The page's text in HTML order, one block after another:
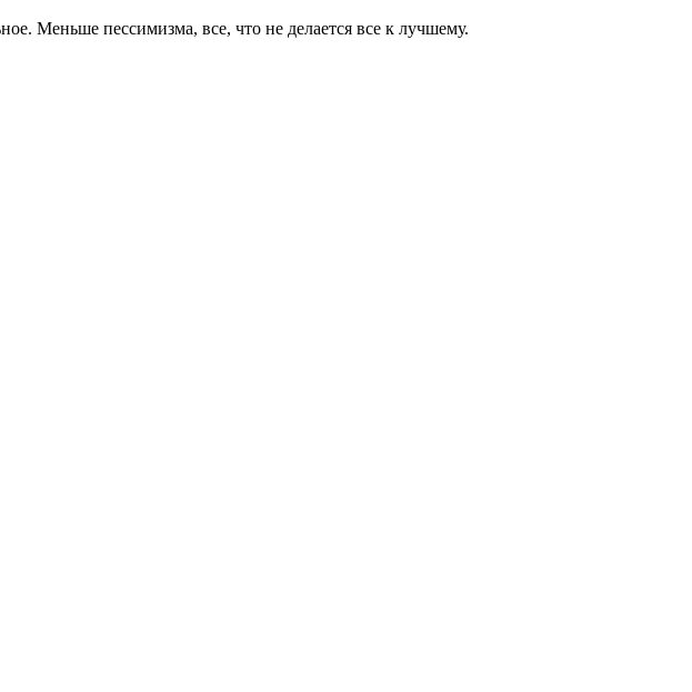
Меньше пессимизма, все, что не делается все к лучшему.